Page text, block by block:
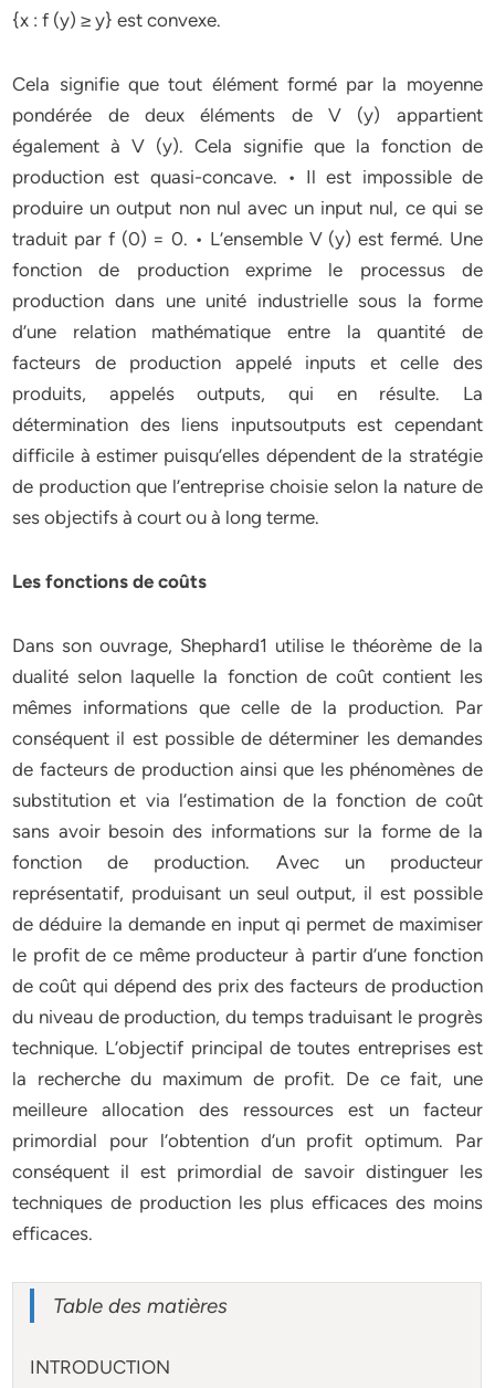
{x : f (y) ≥ y} est convexe.
Cela signifie que tout élément formé par la moyenne
pondérée de deux éléments de V (y) appartient
également à V (y). Cela signifie que la fonction de
production est quasi-concave. • Il est impossible de
produire un output non nul avec un input nul, ce qui se
traduit par f (0) = 0. • L’ensemble V (y) est fermé. Une
fonction de production exprime le processus de
production dans une unité industrielle sous la forme
d’une relation mathématique entre la quantité de
facteurs de production appelé inputs et celle des
produits, appelés outputs, qui en résulte. La
détermination des liens inputsoutputs est cependant
difficile à estimer puisqu’elles dépendent de la stratégie
de production que l’entreprise choisie selon la nature de
ses objectifs à court ou à long terme.
Les fonctions de coûts
Dans son ouvrage, Shephard1 utilise le théorème de la
dualité selon laquelle la fonction de coût contient les
mêmes informations que celle de la production. Par
conséquent il est possible de déterminer les demandes
de facteurs de production ainsi que les phénomènes de
substitution et via l’estimation de la fonction de coût
sans avoir besoin des informations sur la forme de la
fonction de production. Avec un producteur
représentatif, produisant un seul output, il est possible
de déduire la demande en input qi permet de maximiser
le profit de ce même producteur à partir d’une fonction
de coût qui dépend des prix des facteurs de production
du niveau de production, du temps traduisant le progrès
technique. L’objectif principal de toutes entreprises est
la recherche du maximum de profit. De ce fait, une
meilleure allocation des ressources est un facteur
primordial pour l’obtention d’un profit optimum. Par
conséquent il est primordial de savoir distinguer les
techniques de production les plus efficaces des moins
efficaces.
Table des matières
INTRODUCTION